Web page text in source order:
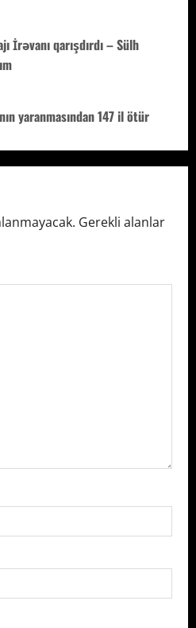
İrəvanı qarışdırdı – Sülh
yaranmasından 147 il ötür
Gerekli alanlar